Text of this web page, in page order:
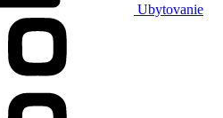
Ubytovanie